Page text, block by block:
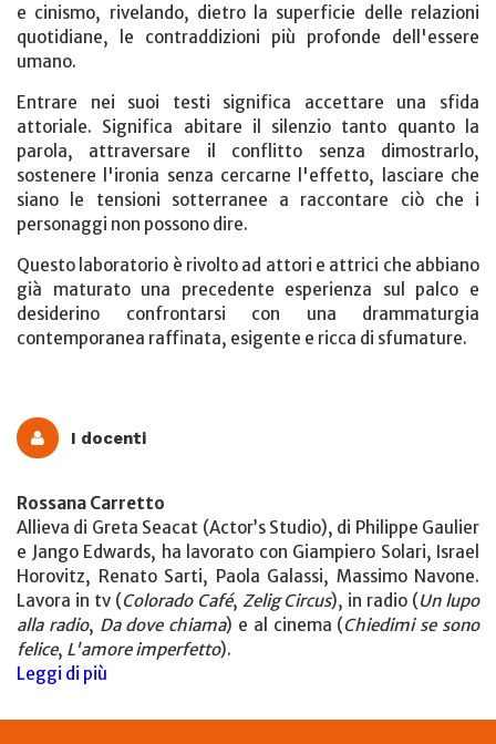
e cinismo, rivelando, dietro la superficie delle relazioni
quotidiane, le contraddizioni più profonde dell'essere
umano.
Entrare nei suoi testi significa accettare una sfida
attoriale. Significa abitare il silenzio tanto quanto la
parola, attraversare il conflitto senza dimostrarlo,
sostenere l'ironia senza cercarne l'effetto, lasciare che
siano le tensioni sotterranee a raccontare ciò che i
personaggi non possono dire.
Questo laboratorio è rivolto ad attori e attrici che abbiano
già maturato una precedente esperienza sul palco e
desiderino confrontarsi con una drammaturgia
contemporanea raffinata, esigente e ricca di sfumature.
I docenti
Rossana Carretto
Allieva di Greta Seacat (Actor’s Studio), di Philippe Gaulier
e Jango Edwards, ha lavorato con Giampiero Solari, Israel
Horovitz, Renato Sarti, Paola Galassi, Massimo Navone.
Lavora in tv (Colorado Café, Zelig Circus), in radio (Un lupo
alla radio, Da dove chiama) e al cinema (Chiedimi se sono
felice, L'amore imperfetto).
Leggi di più